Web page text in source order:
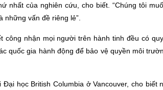
nhất của nghiên cứu, cho biết. “Chúng tôi
vấn đề riêng lẻ”.
công nhận mọi người trên hành tinh đều có
quốc gia hành động để bảo vệ quyền môi
học British Columbia ở Vancouver, cho biết